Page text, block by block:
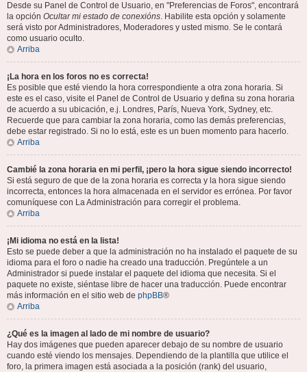
Desde su Panel de Control de Usuario, en "Preferencias de Foros", encontrará
la opción Ocultar mi estado de conexións. Habilite esta opción y solamente
será visto por Administradores, Moderadores y usted mismo. Se le contará
como usuario oculto.
Arriba
¡La hora en los foros no es correcta!
Es posible que esté viendo la hora correspondiente a otra zona horaria. Si
este es el caso, visite el Panel de Control de Usuario y defina su zona horaria
de acuerdo a su ubicación, e.j. Londres, París, Nueva York, Sydney, etc.
Recuerde que para cambiar la zona horaria, como las demás preferencias,
debe estar registrado. Si no lo está, este es un buen momento para hacerlo.
Arriba
Cambié la zona horaria en mi perfil, ¡pero la hora sigue siendo incorrecto!
Si está seguro de que de la zona horaria es correcta y la hora sigue siendo
incorrecta, entonces la hora almacenada en el servidor es errónea. Por favor
comuníquese con La Administración para corregir el problema.
Arriba
¡Mi idioma no está en la lista!
Esto se puede deber a que la administración no ha instalado el paquete de su
idioma para el foro o nadie ha creado una traducción. Pregúntele a un
Administrador si puede instalar el paquete del idioma que necesita. Si el
paquete no existe, siéntase libre de hacer una traducción. Puede encontrar
más información en el sitio web de phpBB®
Arriba
¿Qué es la imagen al lado de mi nombre de usuario?
Hay dos imágenes que pueden aparecer debajo de su nombre de usuario
cuando esté viendo los mensajes. Dependiendo de la plantilla que utilice el
foro, la primera imagen está asociada a la posición (rank) del usuario,